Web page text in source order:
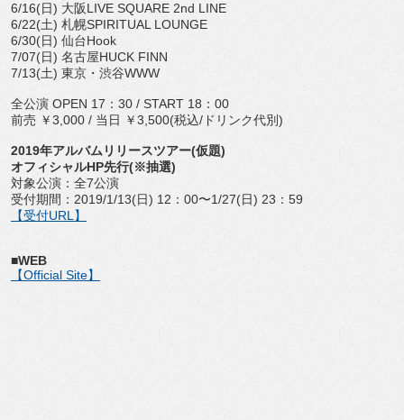
6/16(日) 大阪LIVE SQUARE 2nd LINE
6/22(土) 札幌SPIRITUAL LOUNGE
6/30(日) 仙台Hook
7/07(日) 名古屋HUCK FINN
7/13(土) 東京・渋谷WWW
全公演 OPEN 17：30 / START 18：00
前売 ￥3,000 / 当日 ￥3,500(税込/ドリンク代別)
2019年アルバムリリースツアー(仮題)
オフィシャルHP先行(※抽選)
対象公演：全7公演
受付期間：2019/1/13(日) 12：00〜1/27(日) 23：59
【受付URL】
■WEB
【Official Site】